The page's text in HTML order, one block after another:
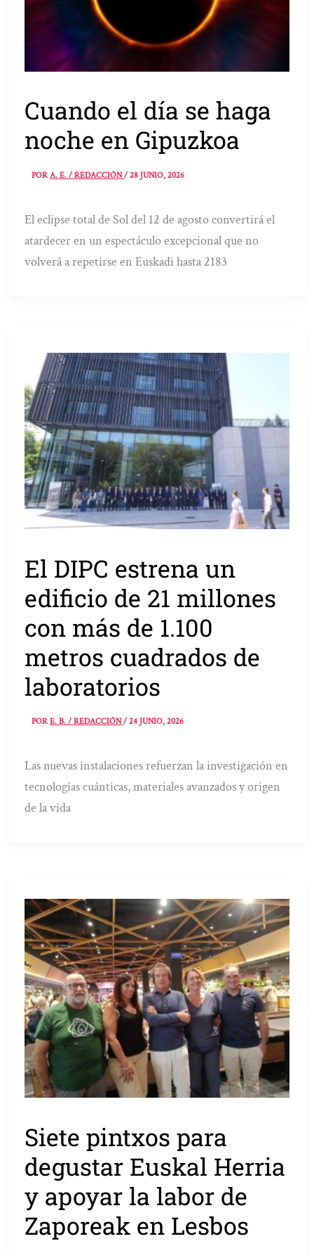
Cuando el día se haga
noche en Gipuzkoa
PORA. E. / REDACCIÓN/28 JUNIO, 2026
El eclipse total de Sol del 12 de agosto convertirá el
atardecer en un espectáculo excepcional que no
volverá a repetirse en Euskadi hasta 2183
El DIPC estrena un
edificio de 21 millones
con más de 1.100
metros cuadrados de
laboratorios
PORE. B. / REDACCIÓN/24 JUNIO, 2026
Las nuevas instalaciones refuerzan la investigación en
tecnologías cuánticas, materiales avanzados y origen
de la vida
Siete pintxos para
degustar Euskal Herria
y apoyar la labor de
Zaporeak en Lesbos